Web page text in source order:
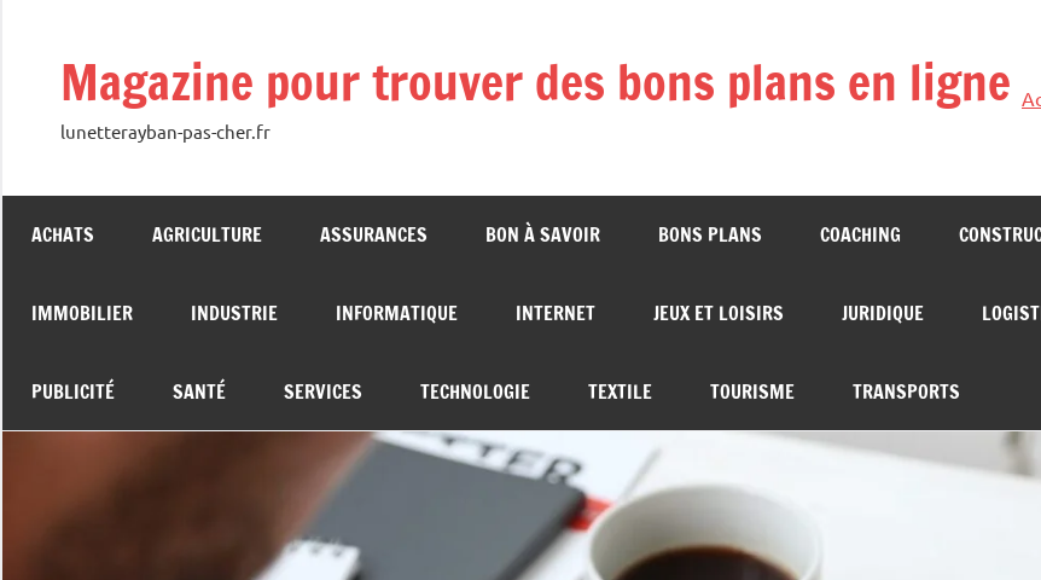
contenuMagazine pour trouver des bons plans en ligne
lunetterayban-pas-cher.fr
ACHATS AGRICULTURE ASSURANCES BON À SAVOIR BONS PLANS COACHING
IMMOBILIER INDUSTRIE INFORMATIQUE INTERNET JEUX ET LOISIRS JURIDIQUE
PUBLICITÉ SANTÉ SERVICES TECHNOLOGIE TEXTILE TOURISME TRANSPORTS